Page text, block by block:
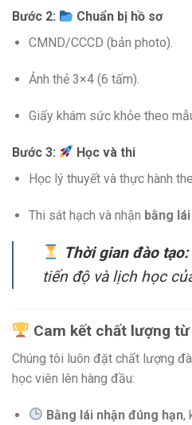
Bước 2:
Chuẩn bị hồ sơ
CMND/CCCD (bản photo).
Ảnh thẻ 3×4 (6 tấm).
Giấy khám sức khỏe theo
Bước 3:
Học và thi
Học lý thuyết và thực hành
Thi sát hạch và nhận bằng
Thời gian đào tạo:
tiến độ và lịch học
Cam kết chất lượng
Chúng tôi luôn đặt chất lượng
học viên lên hàng đầu:
Bằng lái nhận đúng hạn,